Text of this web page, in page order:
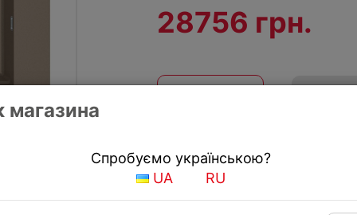
магазина
Спробуємо українською?
UA
RU
28756 грн.
Получить скидку